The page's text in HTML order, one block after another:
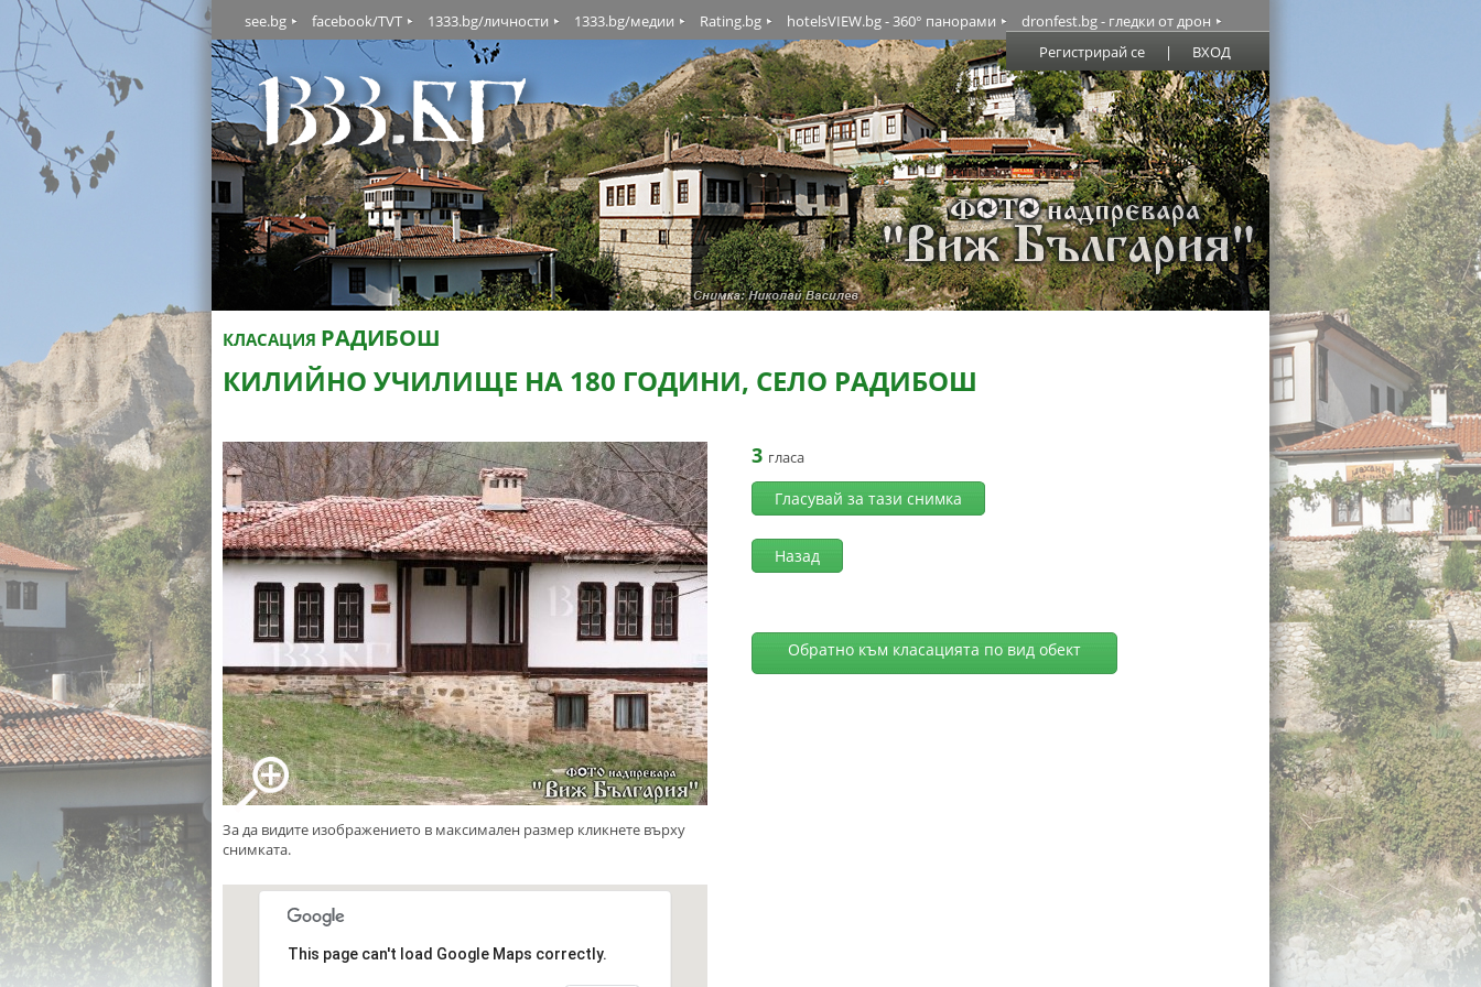
see.bg facebook/TVT 1333.bg/личности 1333.bg/медии Rating.bg hotelsVIEW.bg - 360° панорами
dronfest.bg - гледки от дрон
Регистрирай се
| ВХОД
КЛАСАЦИЯ РАДИБОШ
КИЛИЙНО УЧИЛИЩЕ НА 180 ГОДИНИ, СЕЛО РАДИБОШ
За да видите изображението в максимален размер кликнете върху
снимката.
3 гласа
Гласувай за тази снимка
Назад
Обратно към класацията по вид обект
This page can't load Google Maps correctly.